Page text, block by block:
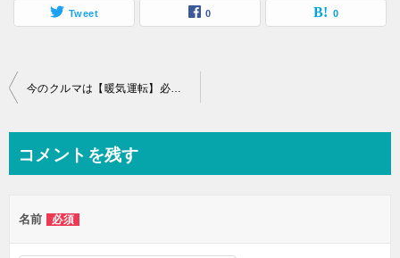
Tweet 0 0
投
ビ
ー
今のクルマは【暖気運転】必要
コメントを残す
名前 必須